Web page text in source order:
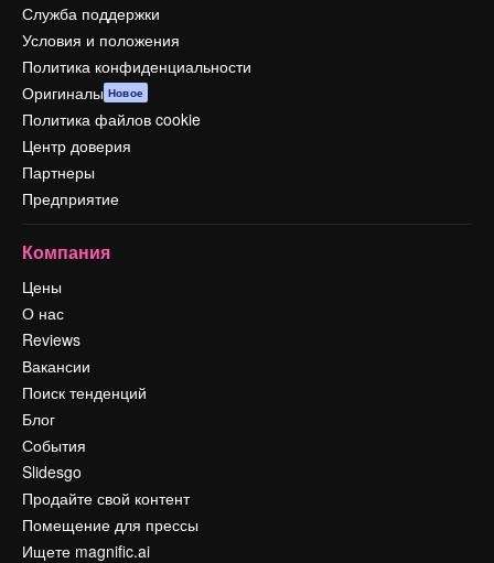
Служба поддержки
Условия и положения
Политика конфиденциальности
Оригиналы Новое
Политика файлов cookie
Центр доверия
Партнеры
Предприятие
Компания
Цены
О нас
Reviews
Вакансии
Поиск тенденций
Блог
События
Slidesgo
Продайте свой контент
Помещение для прессы
Ищете magnific.ai